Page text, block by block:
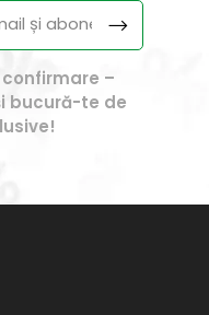
–
bucură-te de